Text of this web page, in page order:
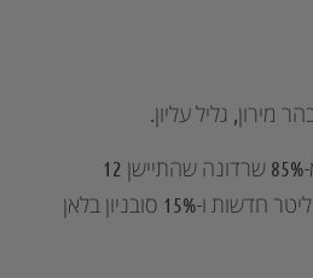
מירון, גליל עליון.
יין לבן יבש המורכב מ-85% שרדונה שהתיישן 12
חודשים בחביות 500 ליטר חדשות ו-15% סובניון בלאן